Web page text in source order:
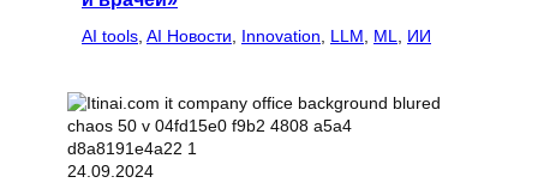
AI tools AI Новости Innovation LLM ML ИИ
24.09.2024